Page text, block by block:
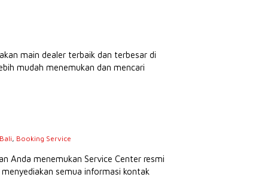
main dealer terbaik dan terbesar di
mudah menemukan dan mencari
, Booking Service
Anda menemukan Service Center resmi
semua informasi kontak